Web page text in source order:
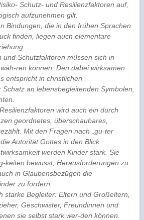
Schutz- und Resilienzfaktoren auf,
aufzunehmen gilt.
Bindungen, die in den frühen Sprachen
finden, liegen auch elementare
und Schutzfaktoren müssen sich in
ren können. Den dabei wirksamen
entspricht in christlichen
an lebensbegleitenden Symbolen,
wird auch ein durch
geordnetes, überschaubares,
Mit den Fragen nach „gu-ter
Autorität Gottes in den Blick.
werden Kinder stark. Sie
keiten bewusst, Herausforderungen zu
in Glaubensbezügen die
zu fördern.
starke Begleiter: Eltern und Großeltern,
Geschwister, Freundinnen und
sie selbst stark wer-den können.